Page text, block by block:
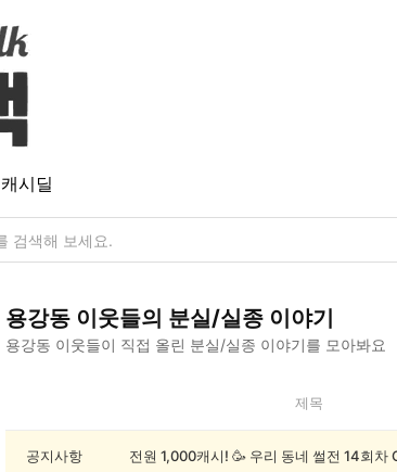
캐시딜
용강동 이웃들의 분실/실종 이야기
용강동 이웃들이 직접 올린 분실/실종 이야기를 모아봐요
동
제목
공지사항